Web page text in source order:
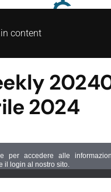
content
2024
per accedere alle
il login al nostro sito.